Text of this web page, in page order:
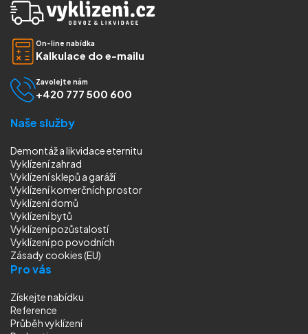
On-line nabídka
Kalkulace do e-mailu
Zavolejte nám
+420 777 500 600
Naše služby
Demontáž a likvidace eternitu
Vyklízení zahrad
Vyklízení sklepů a garáží
Vyklízení komerčních prostor
Vyklízení domů
Vyklízení bytů
Vyklízení pozůstalostí
Vyklízenípo povodních
Zásady cookies (EU)
Pro vás
Získejte nabídku
Reference
Průběh vyklízení